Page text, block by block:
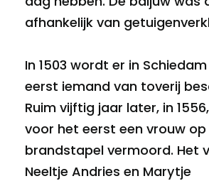
afhankelijk van
In 1503 wordt er in
eerst iemand van toverij
Ruim vijftig jaar later, in
voor het eerst een vrouw op
brandstapel vermoord. Het
Neeltje Andries en Marytje